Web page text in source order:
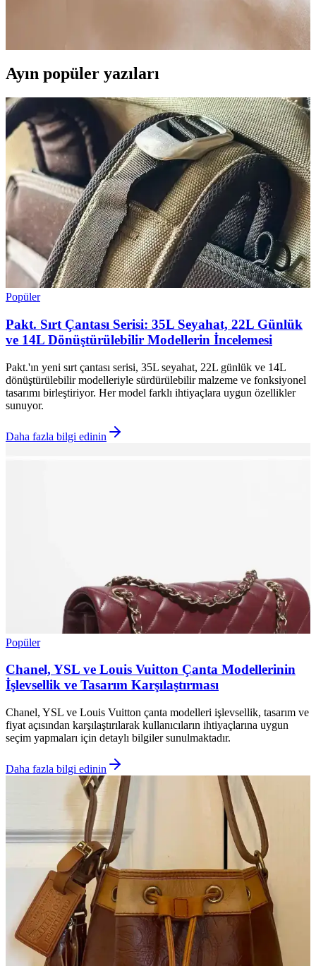
AURRARİ'nin 3'lü altın kaplama yüzük seti, farklı tasarımlarıyla
her tarza uygun, dayanıklı ve şık takılar sunar. Günlük kullanıma ve
Ayın popüler yazıları
Popüler
Pakt. Sırt Çantası Serisi: 35L Seyahat, 22L Günlük
ve 14L Dönüştürülebilir Modellerin İncelemesi
Pakt.'ın yeni sırt çantası serisi, 35L seyahat, 22L günlük ve 14L
dönüştürülebilir modelleriyle sürdürülebilir malzeme ve fonksiyonel
tasarımı birleştiriyor. Her model farklı ihtiyaçlara uygun özellikler
sunuyor.
Daha fazla bilgi edinin
Popüler
Chanel, YSL ve Louis Vuitton Çanta Modellerinin
İşlevsellik ve Tasarım Karşılaştırması
Chanel, YSL ve Louis Vuitton çanta modelleri işlevsellik, tasarım ve
fiyat açısından karşılaştırılarak kullanıcıların ihtiyaçlarına uygun
seçim yapmaları için detaylı bilgiler sunulmaktadır.
Daha fazla bilgi edinin